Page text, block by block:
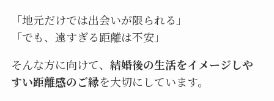
「地元だけでは出会いが限られる」
「でも、遠すぎる距離は不安」
そんな方に向けて、 結婚後の生活をイメージしや
すい距離感のご縁を大切にしています。